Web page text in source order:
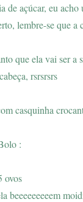
de açúcar, eu
lembre-se que a
que ela vai ser a
rsrsrsrs
casquinha
:
ovos
beeeeeeeeem